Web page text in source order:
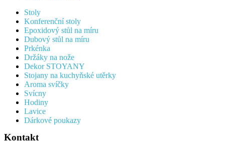
Stoly
Konferenční stoly
Epoxidový stůl na míru
Dubový stůl na míru
Prkénka
Držáky na nože
Dekor STOYANY
Stojany na kuchyňské utěrky
Aroma svíčky
Svícny
Hodiny
Lavice
Dárkové poukazy
Kontakt